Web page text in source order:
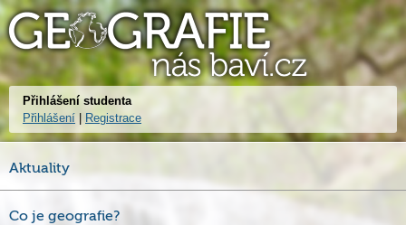
Přihlášení studenta
Přihlášení
Registrace
Aktuality
Co je geografie?